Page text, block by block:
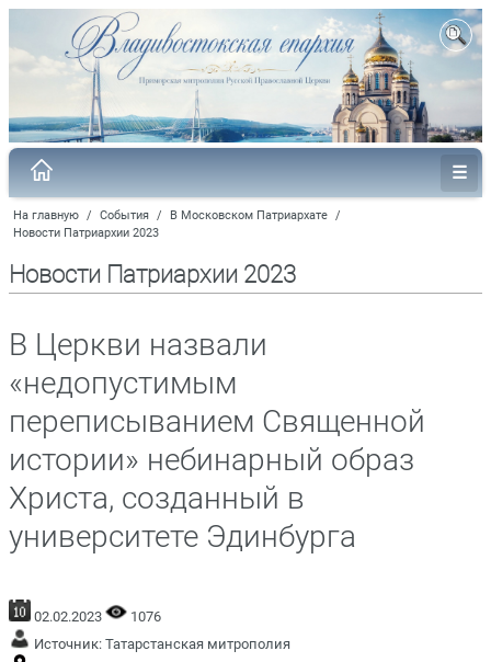
На главную / События / В Московском Патриархате /
Новости Патриархии 2023
Новости Патриархии 2023
В Церкви назвали
«недопустимым
переписыванием Священной
истории» небинарный образ
Христа, созданный в
университете Эдинбурга
02.02.2023
1076
Источник: Татарстанская митрополия